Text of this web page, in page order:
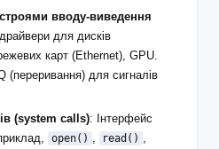
вводу-виведення
для дисків
карт (Ethernet), GPU.
(переривання) для сигналів
(system calls): Інтерфейс
open() read()